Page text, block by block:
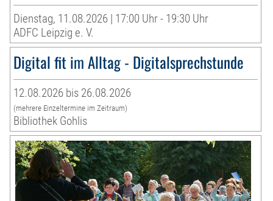
Dienstag, 11.08.2026 | 17:00 Uhr - 19:30 Uhr
ADFC Leipzig e. V.
Digital fit im Alltag - Digitalsprechstunde
12.08.2026 bis 26.08.2026
(mehrere Einzeltermine im Zeitraum)
Bibliothek Gohlis